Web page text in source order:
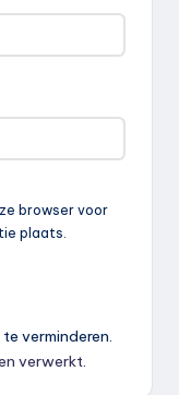
browser voor
plaats.
verminderen.
verwerkt.